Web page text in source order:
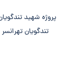
پروژه شهید
تندگویان